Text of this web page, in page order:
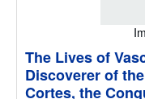
The Lives of
Discoverer of
Cortes, the